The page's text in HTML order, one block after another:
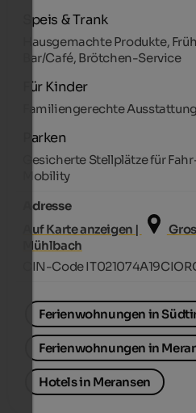
Speis & Trank
Hausgemachte Produkte,
Bar/Café, Brötchen-Service
Für Kinder
Familiengerechte
Parken
Gesicherte Stellplätze für
Mobility
Adresse
Auf Karte anzeigen |
Mühlbach
CIN-Code
Ferienwohnungen in
Ferienwohnungen in
Hotels in Meransen